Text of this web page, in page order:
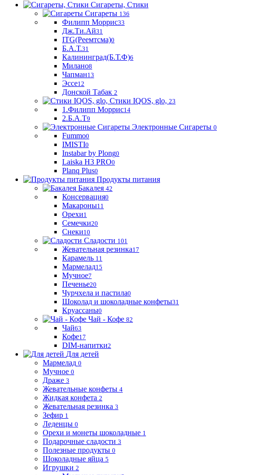
Сигареты, Стики
Сигареты 136
Филипп Моррис33
Дж.Ти.Ай31
ITG(Реемтсма)0
Б.А.Т.31
Калининград(Б.Т.Ф)6
Милано8
Чапман13
Эссе12
Донской Табак 2
Стики IQOS, glo, 23
1.Филипп Моррис14
2.Б.А.Т9
Электронные Сигареты 0
Fummo0
IMISTI0
Instabar by Plong0
Laiska H3 PRO0
Planq Plus0
Продукты питания
Бакалея 42
Консервация0
Макароны11
Орехи1
Семечки20
Снеки10
Сладости 101
Жевательная резинка17
Карамель 11
Мармелад15
Мучное7
Печенье20
Чурчхела и пастила0
Шоколад и шоколадные конфеты31
Круассаны0
Чай - Кофе 82
Чай63
Кофе17
DIM-напитки2
Для детей
Мармелад 0
Мучное 0
Драже 3
Жевательные конфеты 4
Жидкая конфета 2
Жевательная резинка 3
Зефир 1
Леденцы 0
Орехи и монеты шоколадные 1
Подарочные сладости 3
Полезные продукты 0
Шоколадные яйца 5
Игрушки 2